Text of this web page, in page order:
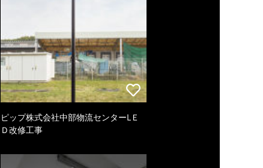
ピップ株式会社中部物流センターLＥ
Ｄ改修工事